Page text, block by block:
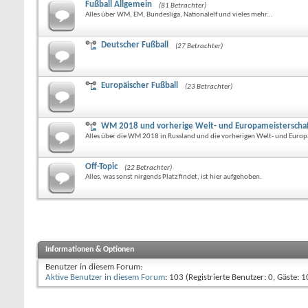
Fußball Allgemein
(81 Betrachter)
Alles über WM, EM, Bundesliga, Nationalelf und vieles mehr...
Deutscher Fußball (27 Betrachter)
Europäischer Fußball (23 Betrachter)
WM 2018 und vorherige Welt- und
Alles über die WM 2018 in Russland und die vorherigen Welt- und
Off-Topic
(22 Betrachter)
Alles, was sonst nirgends Platz findet, ist hier aufgehoben.
Informationen & Optionen
Benutzer in diesem Forum:
Aktive Benutzer in diesem Forum: 103 (Registrierte Benutzer: 0, Gäste: